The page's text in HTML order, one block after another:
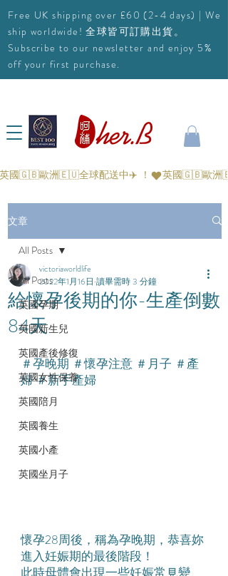
Free UK shipping over £60 (2-4 days) | We
ship worldwide! 全球皆可訂購出貨。
Subscribe to our newsletter and enjoy 5%
off your first purchase.
英國🇬🇧歐洲🇪🇺全球配送中✈️ ！
文章
All Posts
英國孕期
英國新生兒
英國產後修復
英國女性保養
英國陪月
英國養生
英國小產
英國坐月子
All Posts
給懷孕後期的你-生產倒數
84天
victoriaworldlife
2022年1月16日 讀畢需時 3 分鐘
＃孕晚期 ＃懷孕注意 ＃月子 ＃產
婦 ＃新手產婦
懷孕28周後，稱為孕晚期，恭喜妳
進入妊娠期的最後階段！
此時母體會出現一些妊娠常見變